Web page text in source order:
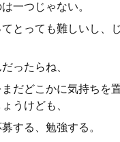
一つじゃない。
とっても難しいし、
ったらね、
だどこかに気持ちを
うけども、
する、勉強する。